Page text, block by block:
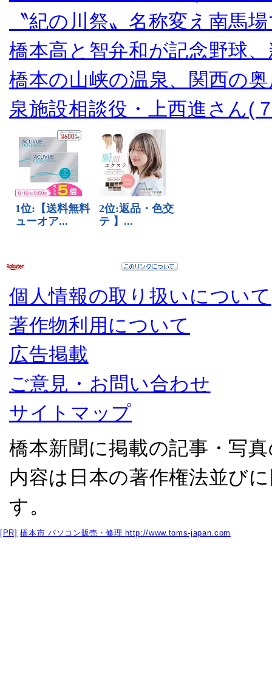
〝紀の川祭〟名称変え南馬
橋本高と智弁和が記念野球
橋本の山峡の温泉、関西の
泉施設相談役・上西進さん(
個人情報の取り扱いについて
著作物利用について
広告掲載
ご意見・お問い合わせ
サイトマップ
橋本新聞に掲載の記事・写
内容は日本の著作権法並び
す。
[PR] 橋本市 パソコン販売・修理 http://www.toms-japan.com